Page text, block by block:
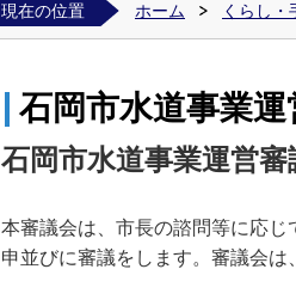
現在の位置 ホーム くらし・
石岡市水道事業運
石岡市水道事業運営
本審議会は、市長の諮問等に応
申並びに審議をします。審議会